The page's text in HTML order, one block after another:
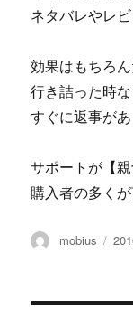
ネタバレやレ
効果はもちろん
行き詰った時
すぐに返事があ
サポートが【
購入者の多く
投
mobius
投